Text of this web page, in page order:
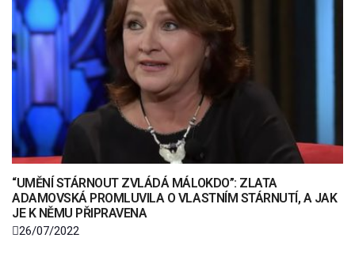
“UMĚNÍ STÁRNOUT ZVLÁDÁ MÁLOKDO”: ZLATA
ADAMOVSKÁ PROMLUVILA O VLASTNÍM STÁRNUTÍ, A JAK
JE K NĚMU PŘIPRAVENA
26/07/2022